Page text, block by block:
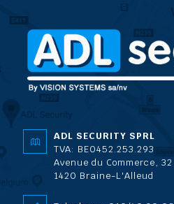
ADL SECURITY SPRL
TVA: BE0452.253.293
Avenue du Commerce, 32
1420 Braine-L'Alleud